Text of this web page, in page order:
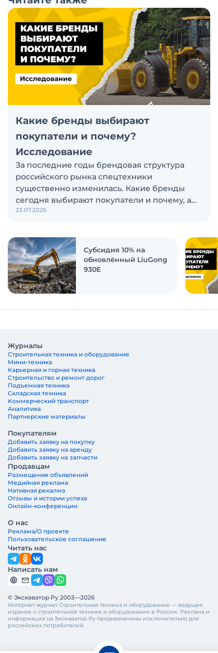
Какие бренды выбирают
покупатели и почему?
Исследование
За последние годы брендовая структура
российского рынка спецтехники
существенно изменилась. Какие бренды
сегодня выбирают покупатели и почему, а
также кого считают лидерами рынка?
ответить на эти вопросы
23.07.2026
Субсидия 10% на
обновлённый LiuGong
930E
Журналы
Строительная техника и оборудование
Мини-техника
Карьерная и горная техника
Строительство и ремонт дорог
Подъемная техника
Складская техника
Коммерческий транспорт
Аналитика
Партнерские материалы
Покупателям
Добавить заявку на покупку
Добавить заявку на аренду
Добавить заявку на запчасти
Продавцам
Размещение объявлений
Медийная реклама
Нативная рекалма
Отзывы и истории успеха
Онлайн-конференции
О нас
Реклама/О проекте
Пользовательское соглашение
Читать нас
Написать нам
© Экскаватор Ру 2003—2026
Интернет-журнал Строительная техника и оборудование — ведущее
издание о строительной технике и оборудовании в России. Реклама и
информация на Экскаватор.Ру предназначены исключительно для
российских потребителей.